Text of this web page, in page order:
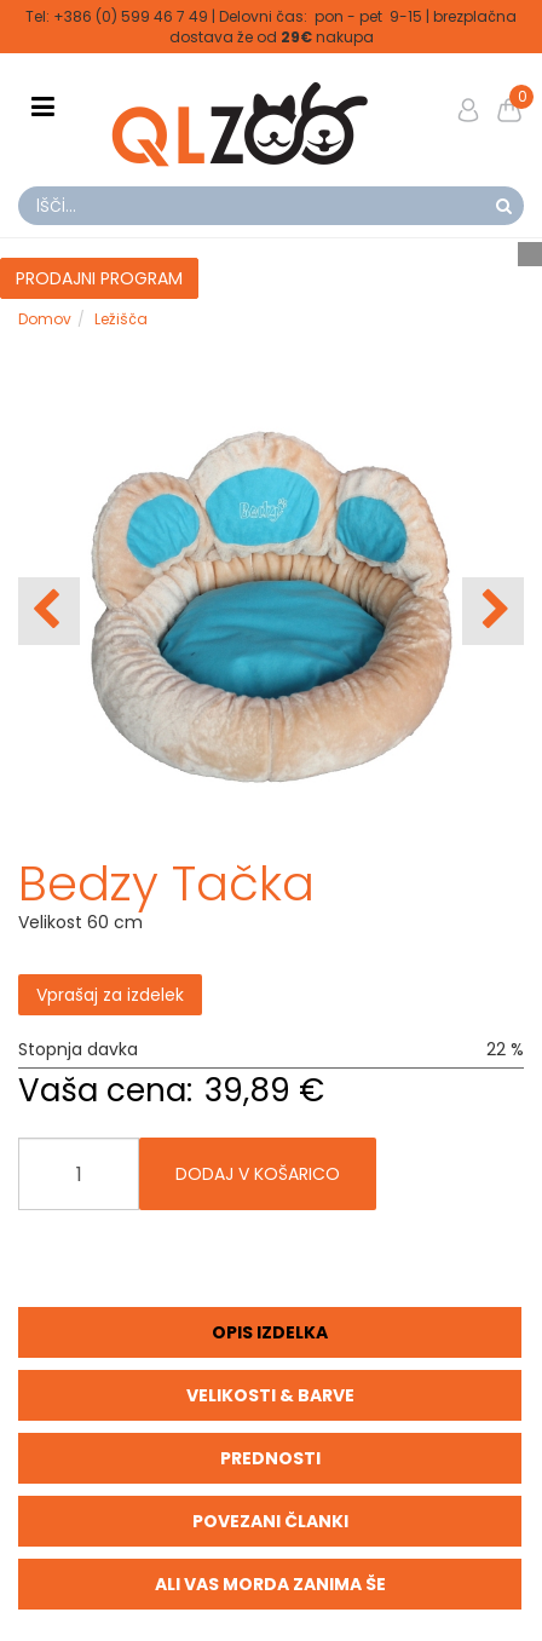
Tel: +386 (0) 599 46 7 49 | Delovni čas: pon - pet 9-15 | brezplačna
dostava že od 29€nakupa
0
PRODAJNI PROGRAM
Domov Ležišča
Bedzy Tačka
Velikost 60 cm
Vprašaj za izdelek
Stopnja davka 22 %
Vaša cena: 39,89 €
DODAJ V KOŠARICO
OPIS IZDELKA
VELIKOSTI & BARVE
PREDNOSTI
POVEZANI ČLANKI
ALI VAS MORDA ZANIMA ŠE